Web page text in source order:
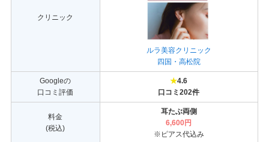
クリニック
ルラ美容クリニック
四国・高松院
Googleの
口コミ評価
★4.6
口コミ202件
料金
(税込)
耳たぶ両側
6,600円
※ピアス代込み